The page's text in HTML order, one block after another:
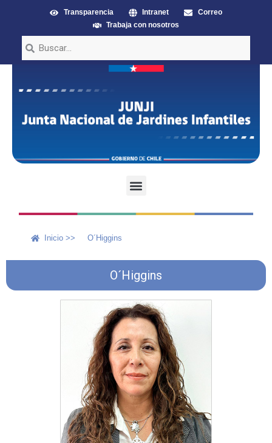
Transparencia Intranet
Correo
Trabaja con nosotros
Inicio >> O´Higgins
O´Higgins